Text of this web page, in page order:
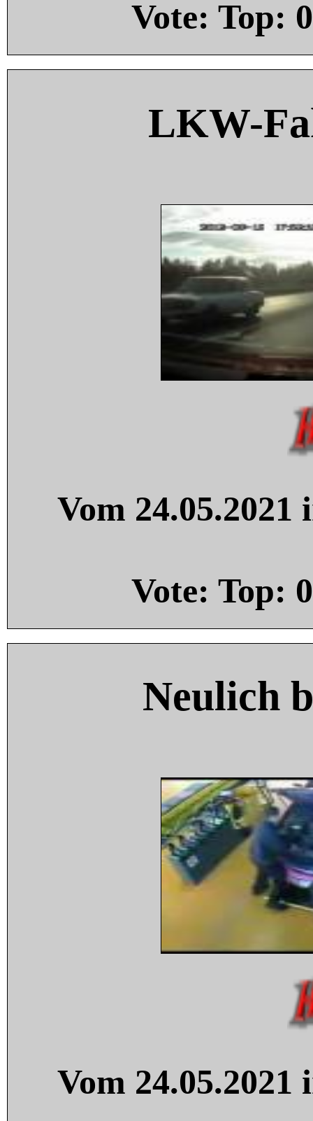
Vote: Top: 0
LKW-
Vom
Vote: Top: 0
Neulich
Vom